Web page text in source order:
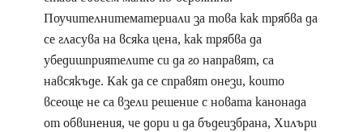
Поучителнитематериали за това как трябва да
се гласува на всяка цена, как трябва да
убедишприятелите си да го направят, са
навсякъде. Как да се справят онези, които
всеоще не са взели решение с новата канонада
от обвинения, че дори и да бъдеизбрана, Хилъри